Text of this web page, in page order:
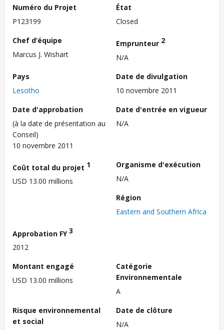
Numéro du Projet
P123199
État
Closed
Chef d’équipe
Marcus J. Wishart
Emprunteur 2
N/A
Pays
Lesotho
Date de divulgation
10 novembre 2011
Date d'approbation
(à la date de présentation au
Conseil)
10 novembre 2011
Date d'entrée en vigueur
N/A
Coût total du projet 1
USD 13.00 millions
Organisme d'exécution
N/A
Région
Eastern and Southern Africa
Approbation FY3
2012
Montant engagé
USD 13.00 millions
Catégorie
Environnementale
A
Risque environnemental
et social
Date de clôture
N/A